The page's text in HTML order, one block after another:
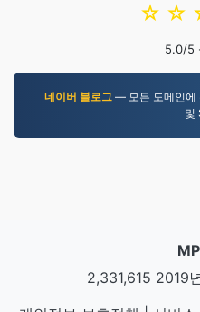
☆
☆
5.0/5
네이버 블로그— 모든 도메인에
및
2,331,615 2019